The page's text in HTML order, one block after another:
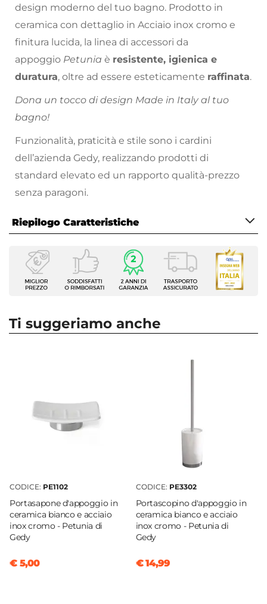
design moderno del tuo bagno. Prodotto in
ceramica con dettaglio in Acciaio inox cromo e
finitura lucida, la linea di accessori da
appoggio Petunia è resistente, igienica e
duratura, oltre ad essere esteticamente raffinata.
Dona un tocco di design Made in Italy al tuo
bagno!
Funzionalità, praticità e stile sono i cardini
dell’azienda Gedy, realizzando prodotti di
standard elevato ed un rapporto qualità-prezzo
senza paragoni.
Riepilogo Caratteristiche
Caratteristiche
Tipologia
Portaspazzolini
Serie
Ceramica
Colore
9,5 cm
Larghezza
7,5 cm
Profondità
Ti suggeriamo anche
CODICE: PE1102
Portasapone d'appoggio in
ceramica bianco e acciaio
inox cromo - Petunia di
Gedy
€ 5,00
CODICE: PE3302
Portascopino d'appoggio in
ceramica bianco e acciaio
inox cromo - Petunia di
Gedy
€ 14,99